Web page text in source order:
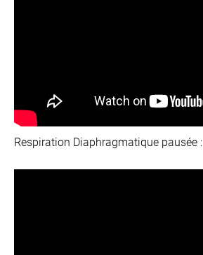
Respiration Diaphragmatique pausée :